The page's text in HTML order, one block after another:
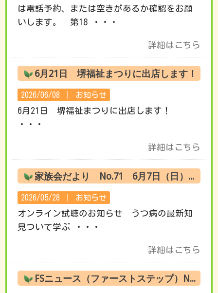
は電話予約、または空きがあるか確認をお願
いします。 第18 ・・・
詳細はこちら
6月21日 堺福祉まつりに出店します！
2026/06/08 │ お知らせ
6月21日 堺福祉まつりに出店します！
・・・
詳細はこちら
家族会だより No.71 6月7日（日） オンライン試聴のお知らせ
2026/05/28 │ お知らせ
オンライン試聴のお知らせ うつ病の最新知
見ついて学ぶ ・・・
詳細はこちら
FSニュース（ファーストステップ）No.220 6月の活動です